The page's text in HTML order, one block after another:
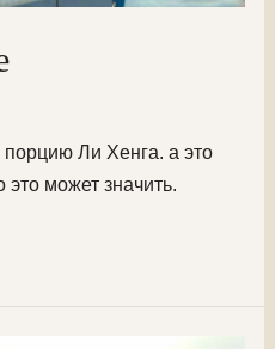
порцию Ли Хенга. а это
это может значить.